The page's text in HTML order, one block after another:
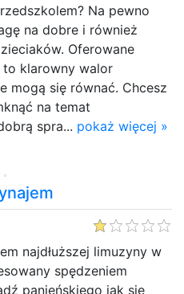
Na pewno
na dobre i również
Oferowane
klarowny walor
mogą się równać. Chcesz
na temat
spra... pokaż więcej »
najdłuższej limuzyny w
spędzeniem
panieńskiego jak się